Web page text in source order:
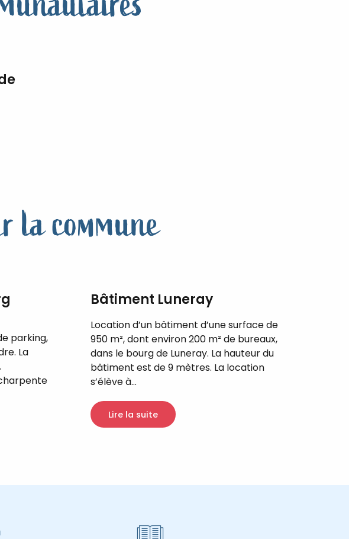
la commune
parking,
La
Bâtiment Luneray
Location d’un bâtiment d’une surface de
950 m², dont environ 200 m² de bureaux,
dans le bourg de Luneray. La hauteur du
bâtiment est de 9 mètres. La location
s’élève à...
Lire la suite